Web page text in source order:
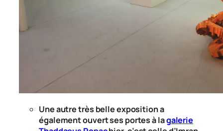
Une autre très belle exposition a
également ouvert ses portes à lagalerie